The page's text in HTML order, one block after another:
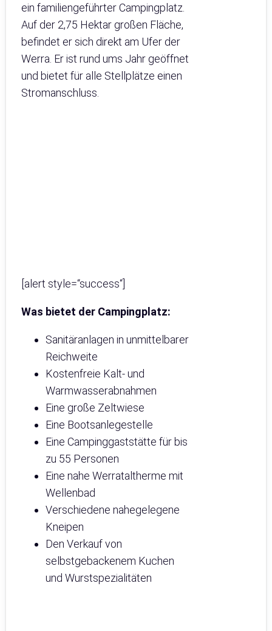
ein familiengeführter Campingplatz.
Auf der 2,75 Hektar großen Fläche,
befindet er sich direkt am Ufer der
Werra. Er ist rund ums Jahr geöffnet
und bietet für alle Stellplätze einen
Stromanschluss.
[alert style=“success“]
Was bietet der Campingplatz:
Sanitäranlagen in unmittelbarer
Reichweite
Kostenfreie Kalt- und
Warmwasserabnahmen
Eine große Zeltwiese
Eine Bootsanlegestelle
Eine Campinggaststätte für bis
zu 55 Personen
Eine nahe Werrataltherme mit
Wellenbad
Verschiedene nahegelegene
Kneipen
Den Verkauf von
selbstgebackenem Kuchen
und Wurstspezialitäten